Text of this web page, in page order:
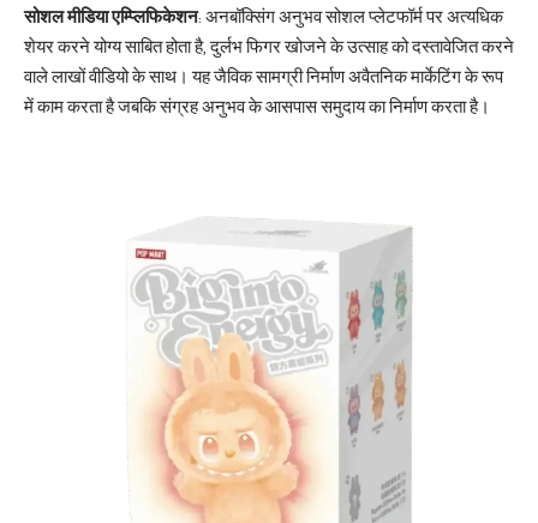
सोशल मीडिया एम्प्लिफिकेशन: अनबॉक्सिंग अनुभव सोशल प्लेटफॉर्म पर अत्यधिक
शेयर करने योग्य साबित होता है, दुर्लभ फिगर खोजने के उत्साह को दस्तावेजित करने
वाले लाखों वीडियो के साथ। यह जैविक सामग्री निर्माण अवैतनिक मार्केटिंग के रूप
में काम करता है जबकि संग्रह अनुभव के आसपास समुदाय का निर्माण करता है।